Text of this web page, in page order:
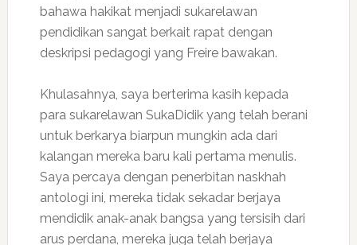
bahawa hakikat menjadi sukarelawan
pendidikan sangat berkait rapat dengan
deskripsi pedagogi yang Freire bawakan.
Khulasahnya, saya berterima kasih kepada
para sukarelawan SukaDidik yang telah berani
untuk berkarya biarpun mungkin ada dari
kalangan mereka baru kali pertama menulis.
Saya percaya dengan penerbitan naskhah
antologi ini, mereka tidak sekadar berjaya
mendidik anak-anak bangsa yang tersisih dari
arus perdana, mereka juga telah berjaya